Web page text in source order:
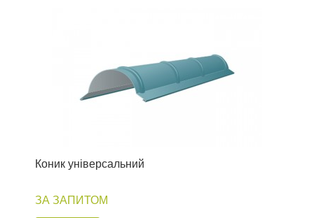
Коник універсальний
ЗА ЗАПИТОМ